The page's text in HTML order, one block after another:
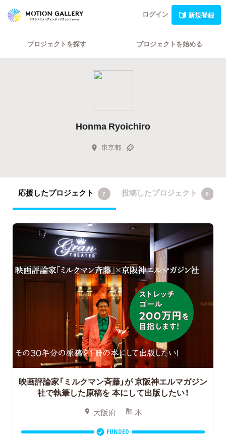
ログイン 新規登録
プロジェクトを探す プロジェクトを始める
Honma Ryoichiro
東京都
応援したプロジェクト 7 投稿したプロジェクト 0
映画評論家「ミルクマン斉藤」が 京阪神エルマガジン
社で執筆した原稿を 本にして出版したい！
大阪府 本
FUNDED